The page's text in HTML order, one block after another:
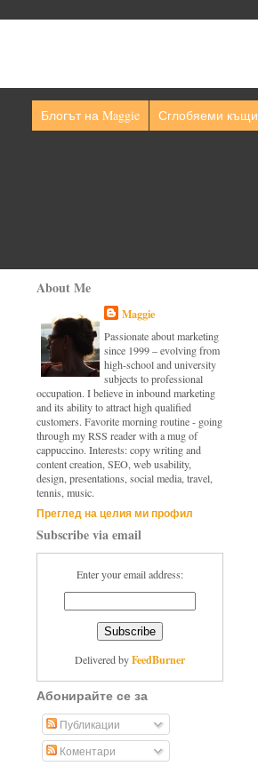
Блогът на Maggie Сглобяеми къщи
About Me
Maggie
Passionate about marketing
since 1999 – evolving from
high-school and university
subjects to professional
occupation. I believe in inbound marketing
and its ability to attract high qualified
customers. Favorite morning routine - going
through my RSS reader with a mug of
cappuccino. Interests: copy writing and
content creation, SEO, web usability,
design, presentations, social media, travel,
tennis, music.
Преглед на целия ми профил
Subscribe via email
Enter your email address:
Delivered byFeedBurner
Абонирайте се за
Публикации
Коментари